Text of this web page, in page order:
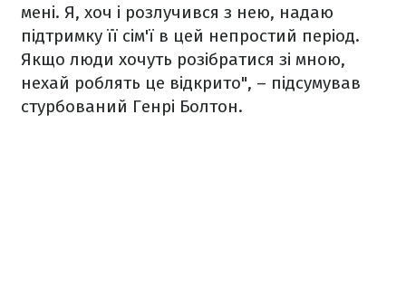
мені. Я, хоч і розлучився з нею, надаю
підтримку її сім'ї в цей непростий період.
Якщо люди хочуть розібратися зі мною,
нехай роблять це відкрито", – підсумував
стурбований Генрі Болтон.